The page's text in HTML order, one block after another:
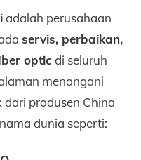
adalah perusahaan
servis, perbaikan,
opticdi seluruh
menangani
dari produsen China
dunia seperti: